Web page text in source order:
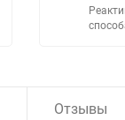
Отзывы